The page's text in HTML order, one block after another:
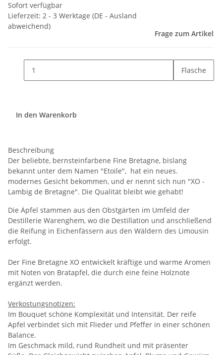
Sofort verfügbar
Lieferzeit: 2 - 3 Werktage (DE - Ausland
abweichend)
Frage zum Artikel
Flasche
In den Warenkorb
Beschreibung
Der beliebte, bernsteinfarbene Fine Bretagne, bislang
bekannt unter dem Namen "Etoile", hat ein neues.
modernes Gesicht bekommen, und er nennt sich nun "XO -
Lambig de Bretagne". Die Qualität bleibt wie gehabt!
Die Äpfel stammen aus den Obstgärten im Umfeld der
Destillerie Warenghem, wo die Destillation und anschließend
die Reifung in Eichenfässern aus den Wäldern des Limousin
erfolgt.
Der Fine Bretagne XO entwickelt kräftige und warme Aromen
mit Noten von Bratapfel, die durch eine feine Holznote
ergänzt werden.
Verkostungsnotizen:
Im Bouquet schöne Komplexität und Intensität. Der reife
Apfel verbindet sich mit Flieder und Pfeffer in einer schönen
Balance.
Im Geschmack mild, rund Rundheit und mit präsenter